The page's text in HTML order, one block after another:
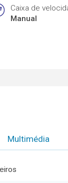
Caixa de
Manual
Multimédia